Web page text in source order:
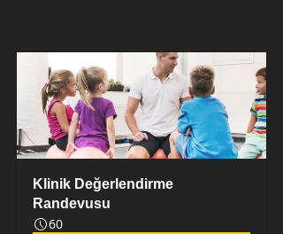
Klinik Değerlendirme
Randevusu
60